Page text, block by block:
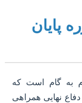
پایان
به گام است که
دفاع نهایی همراهی